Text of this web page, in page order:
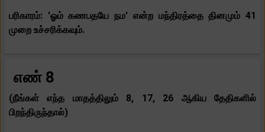
பரிகாரம்: 'ஓம் கணபதயே நம' என்ற மந்திரத்தை தினமும் 41
முறை உச்சரிக்கவும்.
எண் 8
(நீங்கள் எந்த மாதத்திலும் 8, 17, 26 ஆகிய தேதிகளில்
பிறந்திருந்தால்)